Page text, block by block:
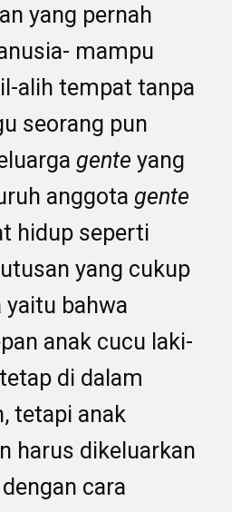
yang pernah
mampu
alih tempat tanpa
seorang pun
gente yang
anggota gente
hidup seperti
yang cukup
yaitu bahwa
anak cucu laki-
di dalam
tetapi anak
harus dikeluarkan
cara